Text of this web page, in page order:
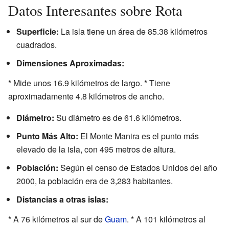
Datos Interesantes sobre Rota
Superficie: La isla tiene un área de 85.38 kilómetros
cuadrados.
Dimensiones Aproximadas:
* Mide unos 16.9 kilómetros de largo. * Tiene
aproximadamente 4.8 kilómetros de ancho.
Diámetro: Su diámetro es de 61.6 kilómetros.
Punto Más Alto: El Monte Manira es el punto más
elevado de la isla, con 495 metros de altura.
Población: Según el censo de Estados Unidos del año
2000, la población era de 3,283 habitantes.
Distancias a otras islas:
* A 76 kilómetros al sur deGuam. * A 101 kilómetros al